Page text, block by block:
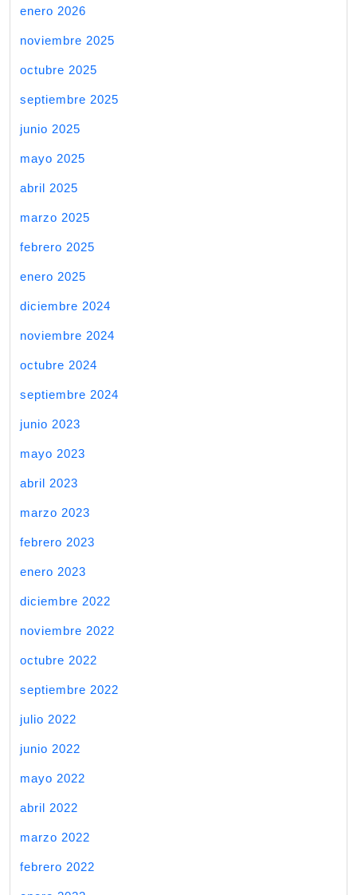
enero 2026
noviembre 2025
octubre 2025
septiembre 2025
junio 2025
mayo 2025
abril 2025
marzo 2025
febrero 2025
enero 2025
diciembre 2024
noviembre 2024
octubre 2024
septiembre 2024
junio 2023
mayo 2023
abril 2023
marzo 2023
febrero 2023
enero 2023
diciembre 2022
noviembre 2022
octubre 2022
septiembre 2022
julio 2022
junio 2022
mayo 2022
abril 2022
marzo 2022
febrero 2022